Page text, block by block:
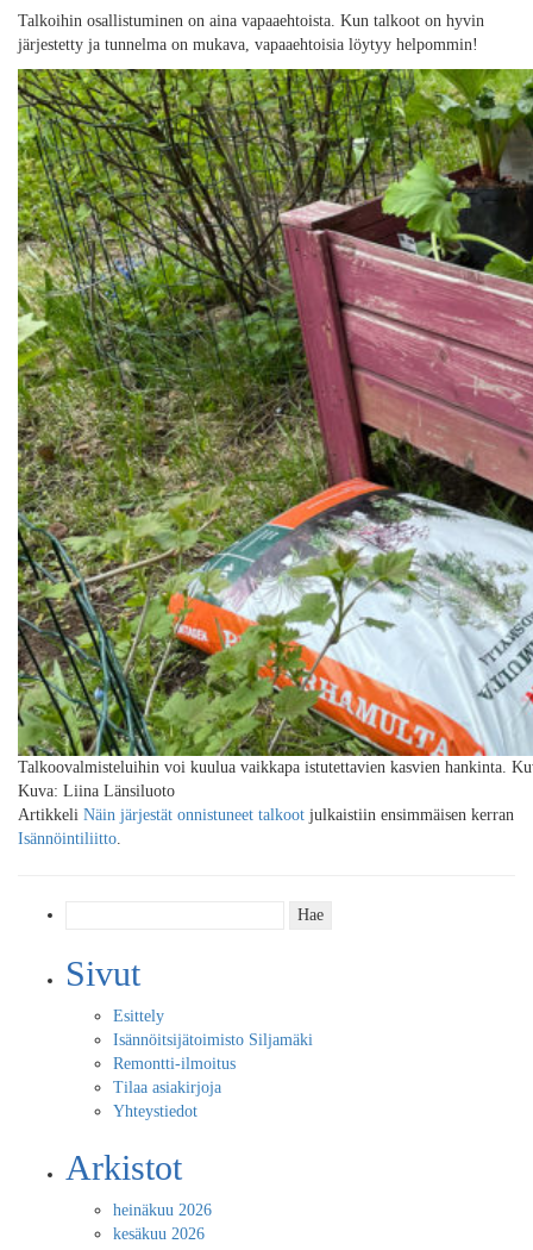
Talkoihin osallistuminen on aina vapaaehtoista. Kun talkoot on hyvin
järjestetty ja tunnelma on mukava, vapaaehtoisia löytyy helpommin!
Talkoovalmisteluihin voi kuulua vaikkapa istutettavien kasvien hankinta.
Kuva: Liina Länsiluoto
Artikkeli Näin järjestät onnistuneet talkoot julkaistiin ensimmäisen kerran
Isännöintiliitto.
Sivut
Esittely
Isännöitsijätoimisto Siljamäki
Remontti-ilmoitus
Tilaa asiakirjoja
Yhteystiedot
Arkistot
heinäkuu 2026
kesäkuu 2026